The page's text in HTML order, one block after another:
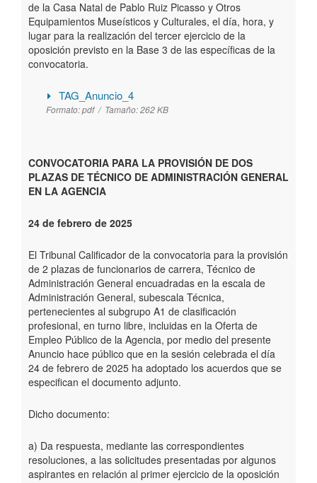
de la Casa Natal de Pablo Ruiz Picasso y Otros
Equipamientos Museísticos y Culturales, el día, hora, y
lugar para la realización del tercer ejercicio de la
oposición previsto en la Base 3 de las específicas de la
convocatoria.
TAG_Anuncio_4
Formato:pdf / Tamaño:262 KB
CONVOCATORIA PARA LA PROVISIÓN DE DOS
PLAZAS DE TÉCNICO DE ADMINISTRACIÓN GENERAL
EN LA AGENCIA
24 de febrero de 2025
El Tribunal Calificador de la convocatoria para la provisión
de 2 plazas de funcionarios de carrera, Técnico de
Administración General encuadradas en la escala de
Administración General, subescala Técnica,
pertenecientes al subgrupo A1 de clasificación
profesional, en turno libre, incluidas en la Oferta de
Empleo Público de la Agencia, por medio del presente
Anuncio hace público que en la sesión celebrada el día
24 de febrero de 2025 ha adoptado los acuerdos que se
especifican el documento adjunto.
Dicho documento:
a) Da respuesta, mediante las correspondientes
resoluciones, a las solicitudes presentadas por algunos
aspirantes en relación al primer ejercicio de la oposición